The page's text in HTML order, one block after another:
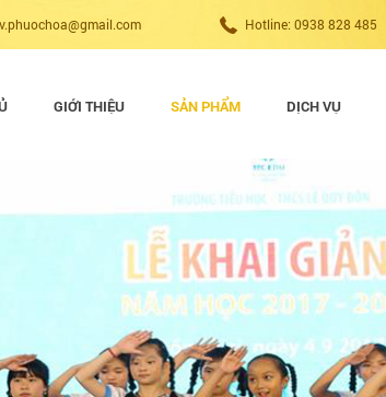
v.phuochoa@gmail.com Hotline: 0938 828 485
GIỚI THIỆU SẢN PHẨM DỊCH VỤ